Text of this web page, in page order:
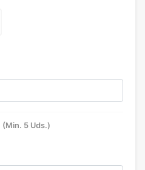
(Min. 5 Uds.)